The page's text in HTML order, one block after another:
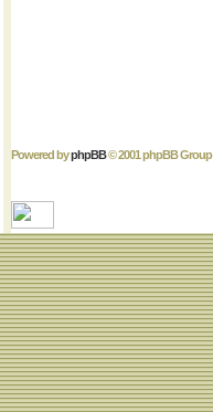
Powered byphpBB© 2001 phpBB Group